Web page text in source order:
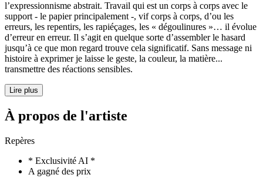
l’expressionnisme abstrait. Travail qui est un corps à corps avec le
support - le papier principalement -, vif corps à corps, d’ou les
erreurs, les repentirs, les rapiéçages, les « dégoulinures »… il évolue
d’erreur en erreur. Il s’agit en quelque sorte d’assembler le hasard
jusqu’à ce que mon regard trouve cela significatif. Sans message ni
histoire à exprimer je laisse le geste, la couleur, la matière...
transmettre des réactions sensibles.
Lire plus
À propos de l'artiste
Repères
* Exclusivité AI *
A gagné des prix